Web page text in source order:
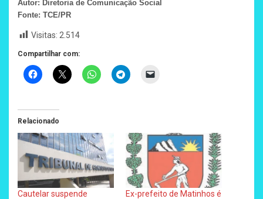
Autor: Diretoria de Comunicação Social
Fonte: TCE/PR
Visitas: 2.514
Compartilhar com:
Relacionado
Cautelar suspende
Ex-prefeito de Matinhos é